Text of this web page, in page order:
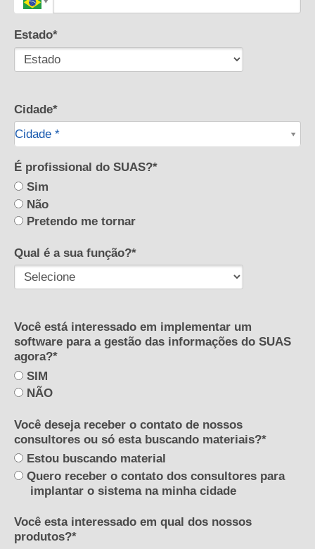
Estado*
Cidade*
Cidade *
Cidade*
É profissional do SUAS?*
Sim
Não
Pretendo me tornar
Qual é a sua função?*
Você está interessado em implementar um
software para a gestão das informações do SUAS
agora?*
SIM
NÃO
Você deseja receber o contato de nossos
consultores ou só esta buscando materiais?*
Estou buscando material
Quero receber o contato dos consultores para
implantar o sistema na minha cidade
Você esta interessado em qual dos nossos
produtos?*